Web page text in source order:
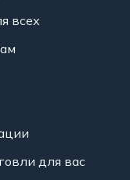
всех
для вас